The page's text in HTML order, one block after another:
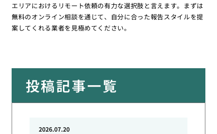
エリアにおけるリモート依頼の有力な選択肢と言えます。まずは
無料のオンライン相談を通じて、自分に合った報告スタイルを提
案してくれる業者を見極めてください。
投稿記事一覧
2026.07.20